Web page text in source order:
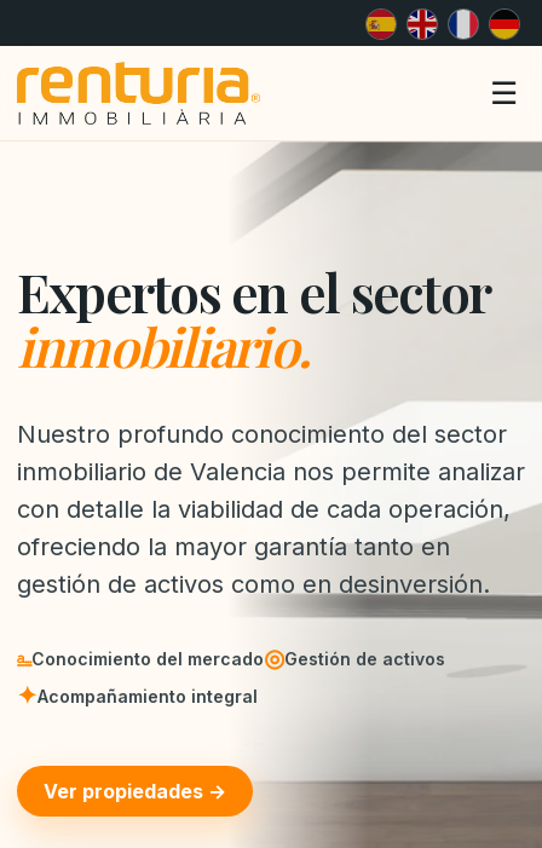
☰
Expertos en el sector
inmobiliario.
Nuestro profundo conocimiento del sector
inmobiliario de Valencia nos permite analizar
con detalle la viabilidad de cada operación,
ofreciendo la mayor garantía tanto en
gestión de activos como en desinversión.
⎁Conocimiento del mercado◎Gestión de activos
✦Acompañamiento integral
Ver propiedades →